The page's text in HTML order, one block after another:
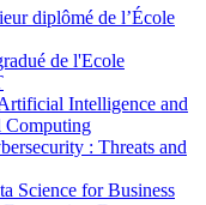
diplômé de l’École
de l'Ecole
Intelligence and
Computing
: Threats and
Science for Business